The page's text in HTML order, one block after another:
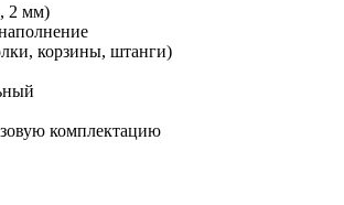
2 мм)
корзины, штанги)
комплектацию